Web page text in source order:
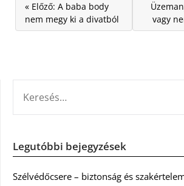
« Előző: A baba body
nem megy ki a divatból
vagy
Legutóbbi bejegyzések
Szélvédőcsere – biztonság és